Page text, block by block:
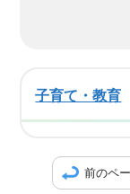
子育て・教育
前のペ